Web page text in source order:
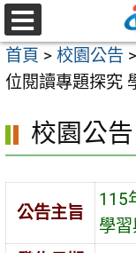
跳
至
主
要
容
選
單
首頁 > 校園公告 >
位閱讀專題探究
校園公告
公告主旨
115
學